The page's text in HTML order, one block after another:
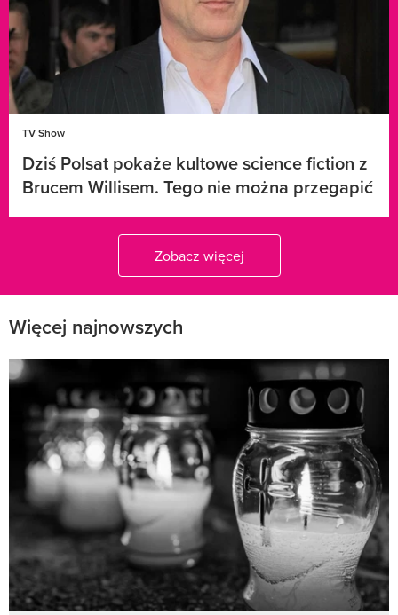
TV Show
Dziś Polsat pokaże kultowe science fiction z
Brucem Willisem. Tego nie można przegapić
Zobacz więcej
Więcej najnowszych